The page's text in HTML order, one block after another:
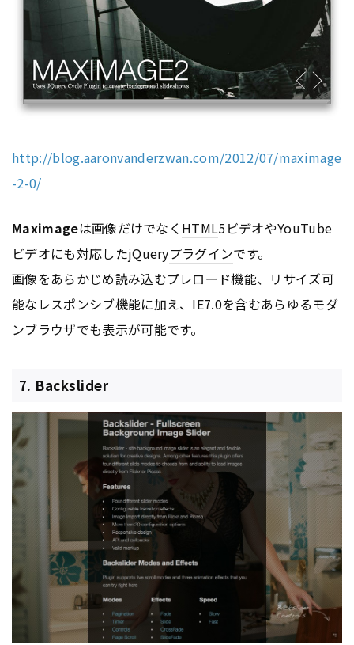
http://blog.aaronvanderzwan.com/2012/07/maximage
-2-0/
Maximageは画像だけでなく HTML5ビデオやYouTube
ビデオにも対応したjQueryプラグインです。
画像をあらかじめ読み込むプレロード機能、リサイズ可
能なレスポンシブ機能に加え、IE7.0を含むあらゆるモダ
ンブラウザでも表示が可能です。
7. Backslider